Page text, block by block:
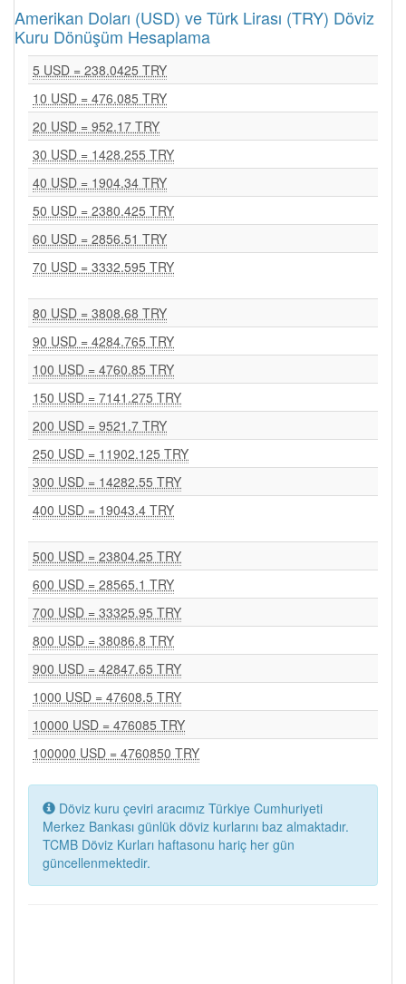
Amerikan Doları (USD) ve Türk Lirası (TRY) Döviz
Kuru Dönüşüm Hesaplama
5 USD = 238.0425 TRY
10 USD = 476.085 TRY
20 USD = 952.17 TRY
30 USD = 1428.255 TRY
40 USD = 1904.34 TRY
50 USD = 2380.425 TRY
60 USD = 2856.51 TRY
70 USD = 3332.595 TRY
80 USD = 3808.68 TRY
90 USD = 4284.765 TRY
100 USD = 4760.85 TRY
150 USD = 7141.275 TRY
200 USD = 9521.7 TRY
250 USD = 11902.125 TRY
300 USD = 14282.55 TRY
400 USD = 19043.4 TRY
500 USD = 23804.25 TRY
600 USD = 28565.1 TRY
700 USD = 33325.95 TRY
800 USD = 38086.8 TRY
900 USD = 42847.65 TRY
1000 USD = 47608.5 TRY
10000 USD = 476085 TRY
100000 USD = 4760850 TRY
Döviz kuru çeviri aracımız Türkiye Cumhuriyeti
Merkez Bankası günlük döviz kurlarını baz almaktadır.
TCMB Döviz Kurları haftasonu hariç her gün
güncellenmektedir.